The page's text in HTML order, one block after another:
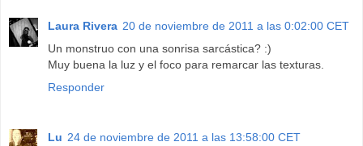
Laura Rivera 20 de noviembre de 2011 a las 0:02:00 CET
Un monstruo con una sonrisa sarcástica? :)
Muy buena la luz y el foco para remarcar las texturas.
Responder
Lu 24 de noviembre de 2011 a las 13:58:00 CET